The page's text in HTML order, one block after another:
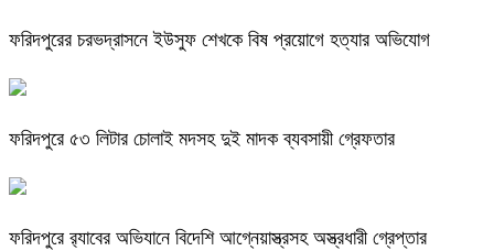
ফরিদপুরের চরভদ্রাসনে ইউসুফ শেখকে বিষ প্রয়োগে হত্যার অভিযোগ
ফরিদপুরে ৫৩ লিটার চোলাই মদসহ দুই মাদক ব্যবসায়ী গ্রেফতার
ফরিদপুরে র‌্যাবের অভিযানে বিদেশি আগ্নেয়াস্ত্রসহ অস্ত্রধারী গ্রেপ্তার